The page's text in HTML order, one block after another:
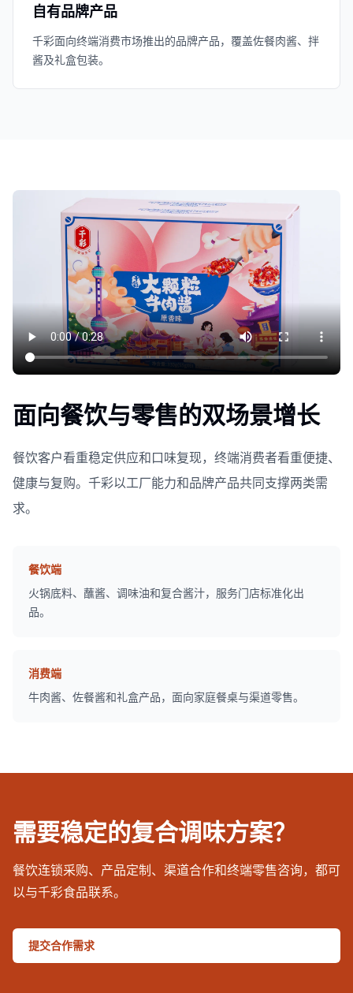
自有品牌产品
千彩面向终端消费市场推出的品牌产品，覆盖佐餐肉酱、拌
酱及礼盒包装。
面向餐饮与零售的双场景增长
餐饮客户看重稳定供应和口味复现，终端消费者看重便捷、
健康与复购。千彩以工厂能力和品牌产品共同支撑两类需
求。
餐饮端
火锅底料、蘸酱、调味油和复合酱汁，服务门店标准化出
品。
消费端
牛肉酱、佐餐酱和礼盒产品，面向家庭餐桌与渠道零售。
需要稳定的复合调味方案？
餐饮连锁采购、产品定制、渠道合作和终端零售咨询，都可
以与千彩食品联系。
提交合作需求